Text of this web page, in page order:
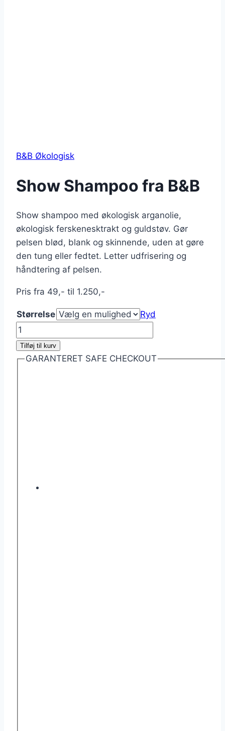
B&B Økologisk
Show Shampoo fra B&B
Show shampoo med økologisk arganolie,
økologisk ferskenesktrakt og guldstøv. Gør
pelsen blød, blank og skinnende, uden at gøre
den tung eller fedtet. Letter udfrisering og
håndtering af pelsen.
Pris fra 49,- til 1.250,-
Størrelse
Ryd
Show
Shampoo
fra
Tilføj til kurv
GARANTERET SAFE CHECKOUT